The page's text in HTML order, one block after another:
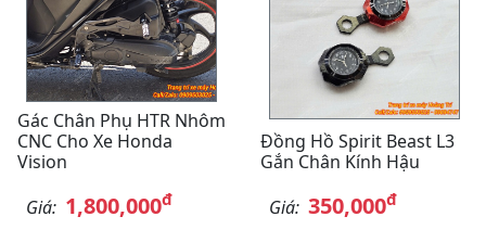
Gác Chân Phụ HTR Nhôm
CNC Cho Xe Honda
Vision
Giá: 1,800,000đ
Đồng Hồ Spirit Beast L3
Gắn Chân Kính Hậu
Giá: 350,000đ